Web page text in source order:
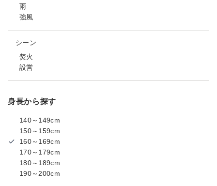
雨
強風
シーン
焚火
設営
身長から探す
140～149cm
150～159cm
160～169cm
170～179cm
180～189cm
190～200cm